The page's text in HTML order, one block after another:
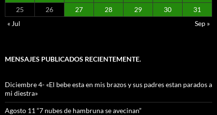
25
26 27 28 29 30
31
« Jul
Sep »
MENSAJES PUBLICADOS RECIENTEMENTE.
Diciembre 4- «El bebe esta en mis brazos y sus padres estan parados a
mi diestra»
Agosto 11 “7 nubes de hambruna se avecinan”